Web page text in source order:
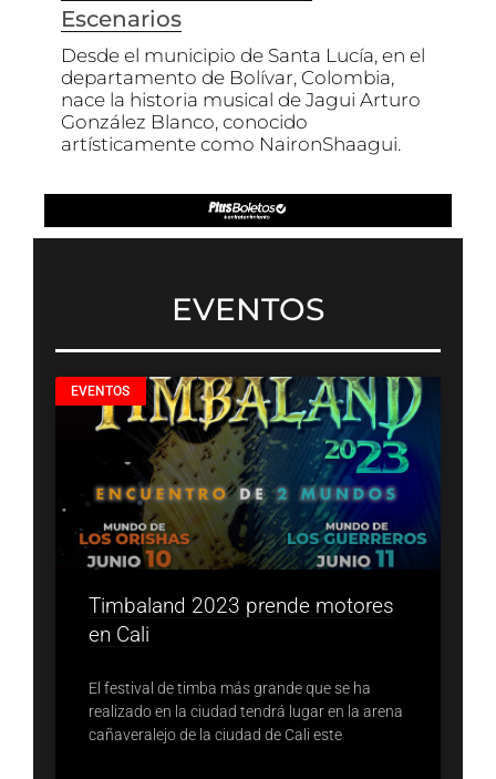
Escenarios
Desde el municipio de Santa Lucía, en el
departamento de Bolívar, Colombia,
nace la historia musical de Jagui Arturo
González Blanco, conocido
artísticamente como NaironShaagui.
EVENTOS
EVENTOS
Timbaland 2023 prende motores
en Cali
El festival de timba más grande que se ha
realizado en la ciudad tendrá lugar en la arena
cañaveralejo de la ciudad de Cali este